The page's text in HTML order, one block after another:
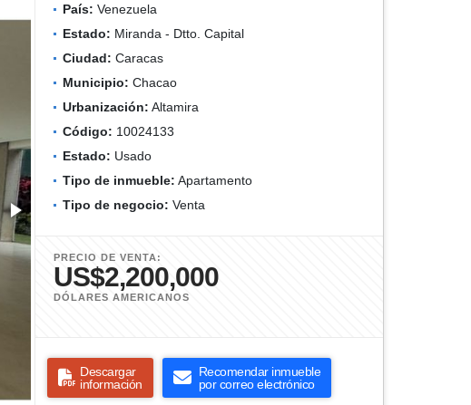
País: Venezuela
Estado: Miranda - Dtto. Capital
Ciudad: Caracas
Municipio: Chacao
Urbanización: Altamira
Código: 10024133
Estado: Usado
Tipo de inmueble: Apartamento
Tipo de negocio: Venta
PRECIO DE VENTA:
US$2,200,000
DÓLARES AMERICANOS
Descargar
información
Recomendar inmueble
por correo electrónico